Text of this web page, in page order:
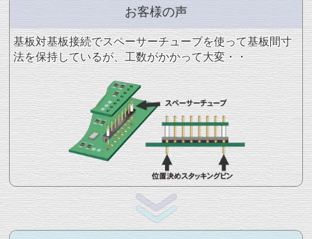
お客様の声
基板対基板接続でスペーサーチューブを使って基板間寸
法を保持しているが、工数がかかって大変・・